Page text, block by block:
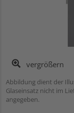
vergrößern
Abbildung dient der
Glaseinsatz nicht im
angegeben.